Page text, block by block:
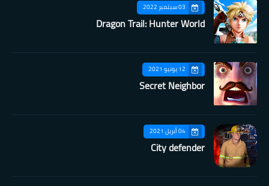
03 سبتمبر 2022
Dragon Trail: Hunter World
12 يونيو 2021
Secret Neighbor
04 أبريل 2021
City defender